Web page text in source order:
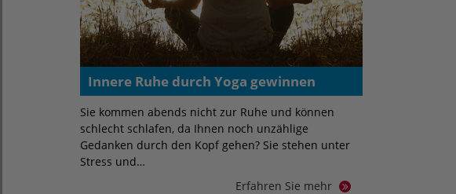
Innere Ruhe durch Yoga gewinnen
Sie kommen abends nicht zur Ruhe und können
schlecht schlafen, da Ihnen noch unzählige
Gedanken durch den Kopf gehen? Sie stehen unter
Stress und…
Erfahren Sie mehr